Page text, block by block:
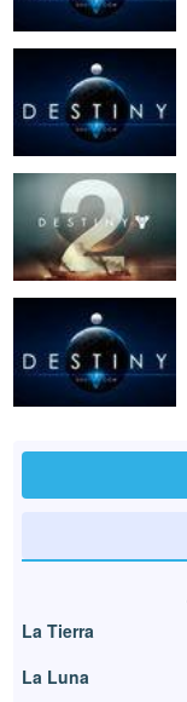
La Tierra
La Luna